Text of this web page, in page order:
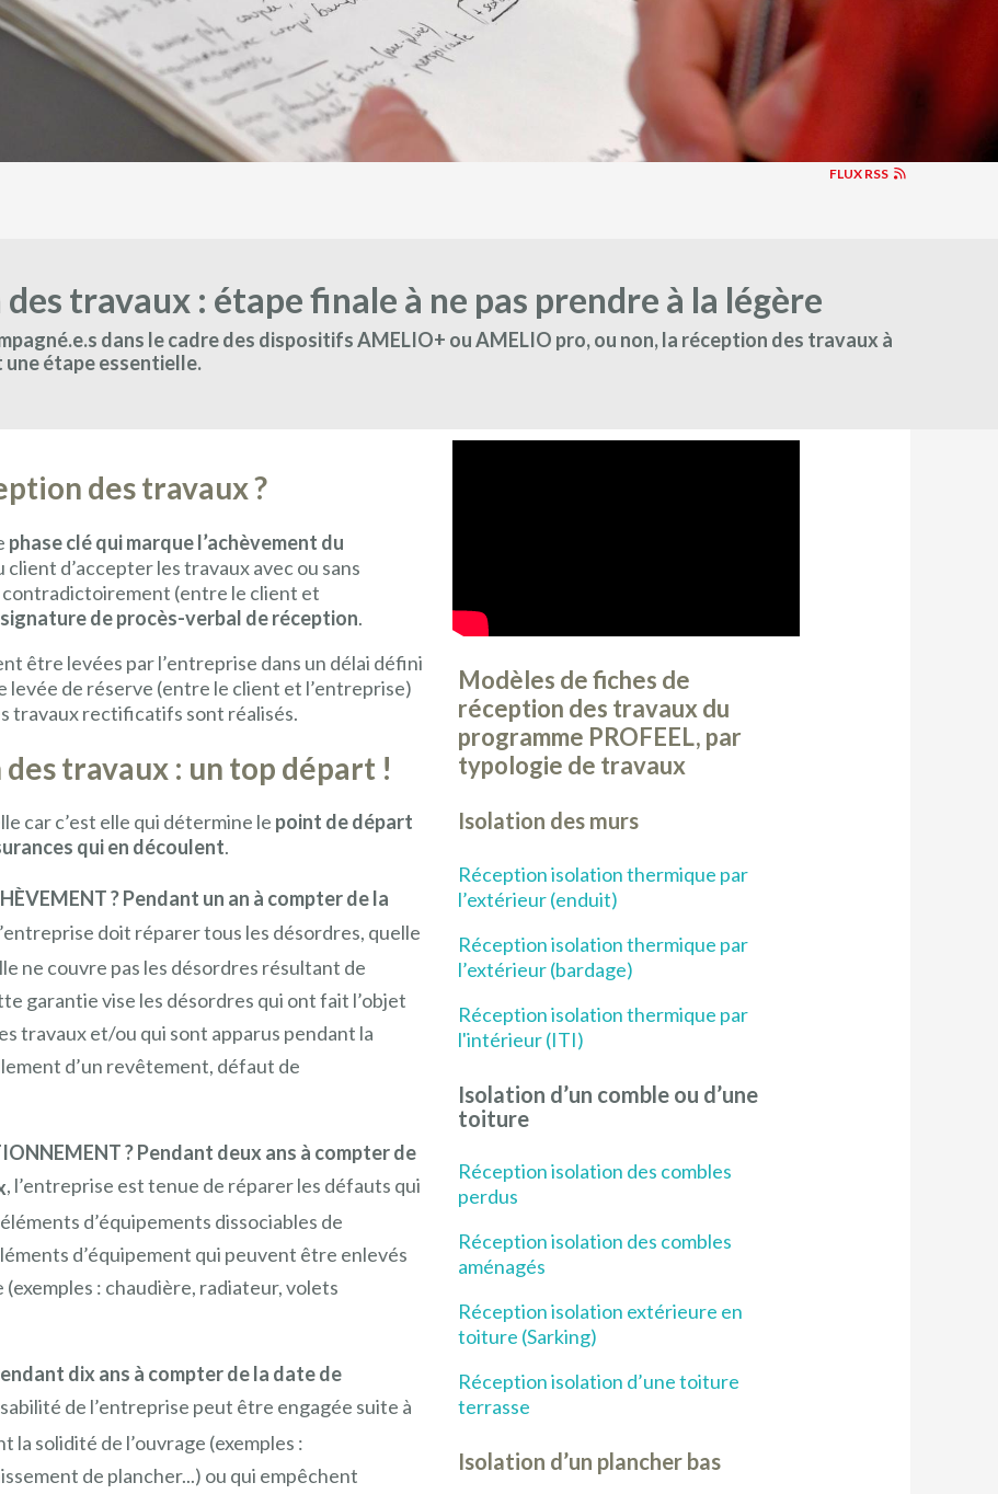
FLUX RSS
travaux : étape finale à ne pas prendre à la légère
dans le cadre des dispositifs AMELIO+ ou AMELIO pro, ou non, la réception des travaux à
étape essentielle.
des travaux ?
phase clé qui marque l’achèvement du
d’accepter les travaux avec ou sans
(entre le client et
signature de procès-verbal de réception.
être levées par l’entreprise dans un délai défini
levée de réserve (entre le client et l’entreprise)
travaux rectificatifs sont réalisés.
travaux : un top départ !
car c’est elle qui détermine le point de départ
qui en découlent.
?Pendant un an à compter de la
doit réparer tous les désordres, quelle
ne couvre pas les désordres résultant de
garantie vise les désordres qui ont fait l’objet
travaux et/ou qui sont apparus pendant la
d’un revêtement, défaut de
? Pendant deux ans à compter de
, l’entreprise est tenue de réparer les défauts qui
d’équipements dissociables de
d’équipement qui peuvent être enlevés
: chaudière, radiateur, volets
dix ans à compter de la date de
de l’entreprise peut être engagée suite à
solidité de l’ouvrage (exemples :
de plancher...) ou qui empêchent
Modèles de fiches de
réception des travaux du
programme PROFEEL, par
typologie de travaux
Isolation des murs
Réception isolation thermique par
l’extérieur (enduit)
Réception isolation thermique par
l’extérieur (bardage)
Réception isolation thermique par
l'intérieur (ITI)
Isolation d’un comble ou d’une
toiture
Réception isolation des combles
perdus
Réception isolation des combles
aménagés
Réception isolation extérieure en
toiture (Sarking)
Réception isolation d’une toiture
terrasse
Isolation d’un plancher bas